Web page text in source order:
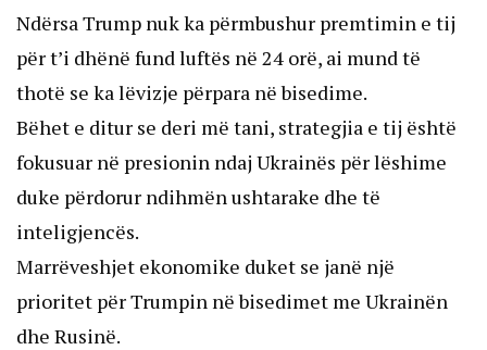
Ndërsa Trump nuk ka përmbushur premtimin e tij
për t’i dhënë fund luftës në 24 orë, ai mund të
thotë se ka lëvizje përpara në bisedime.
Bëhet e ditur se deri më tani, strategjia e tij është
fokusuar në presionin ndaj Ukrainës për lëshime
duke përdorur ndihmën ushtarake dhe të
inteligjencës.
Marrëveshjet ekonomike duket se janë një
prioritet për Trumpin në bisedimet me Ukrainën
dhe Rusinë.